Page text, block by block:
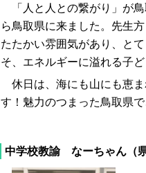
「人と人との繋がり」が鳥
ら鳥取県に来ました。先生
たたかい雰囲気があり、と
そ、エネルギーに溢れる子
休日は、海にも山にも恵ま
す！魅力のつまった鳥取県
中学校教諭 なーちゃん（県